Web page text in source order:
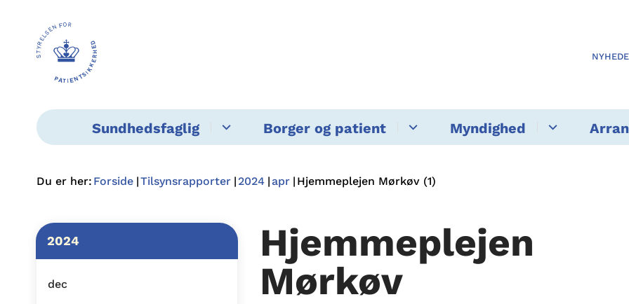
Sundhedsfaglig Borger og patient Myndighed
Du er her: Forside Tilsynsrapporter 2024 apr Hjemmeplejen Mørkøv (1)
2024
dec
Hjemmeplejen
Mørkøv